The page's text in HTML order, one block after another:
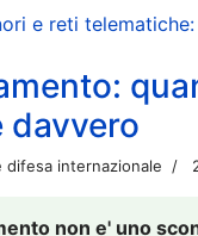
e reti
davvero
internazionale
non e' uno